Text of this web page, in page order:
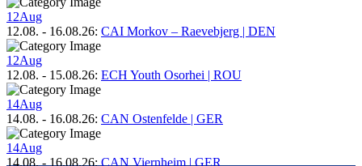
12Aug
12.08. - 16.08.26: CAI Morkov – Raevebjerg | DEN
12Aug
12.08. - 15.08.26: ECH Youth Osorhei | ROU
14Aug
14.08. - 16.08.26: CAN Ostenfelde | GER
14Aug
14.08.-16.08.26:CAN Viernheim | GER